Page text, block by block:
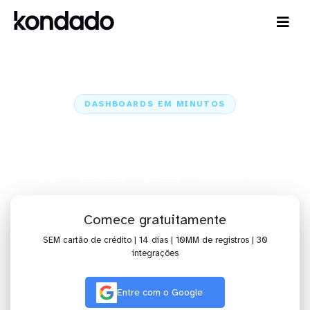
DASHBOARDS EM MINUTOS
Comece gratuitamente
SEM cartão de crédito | 14 dias | 10MM de registros | 30
integrações
Entre com o Google